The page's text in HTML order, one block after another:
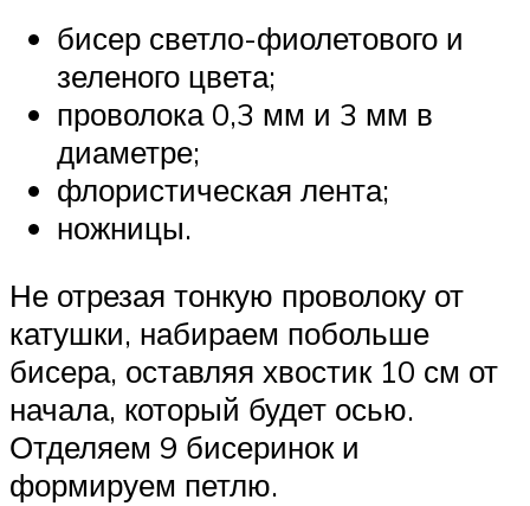
бисер светло-фиолетового и
зеленого цвета;
проволока 0,3 мм и 3 мм в
диаметре;
флористическая лента;
ножницы.
Не отрезая тонкую проволоку от
катушки, набираем побольше
бисера, оставляя хвостик 10 см от
начала, который будет осью.
Отделяем 9 бисеринок и
формируем петлю.